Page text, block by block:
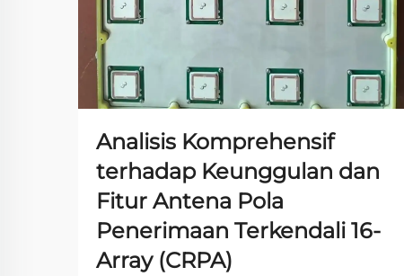
Analisis Komprehensif
terhadap Keunggulan dan
Fitur Antena Pola
Penerimaan Terkendali 16-
Array (CRPA)